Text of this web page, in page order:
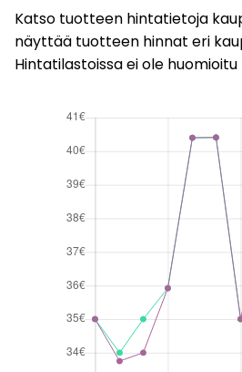
Katso tuotteen hintatietoja
näyttää tuotteen hinnat eri
Hintatilastoissa ei ole